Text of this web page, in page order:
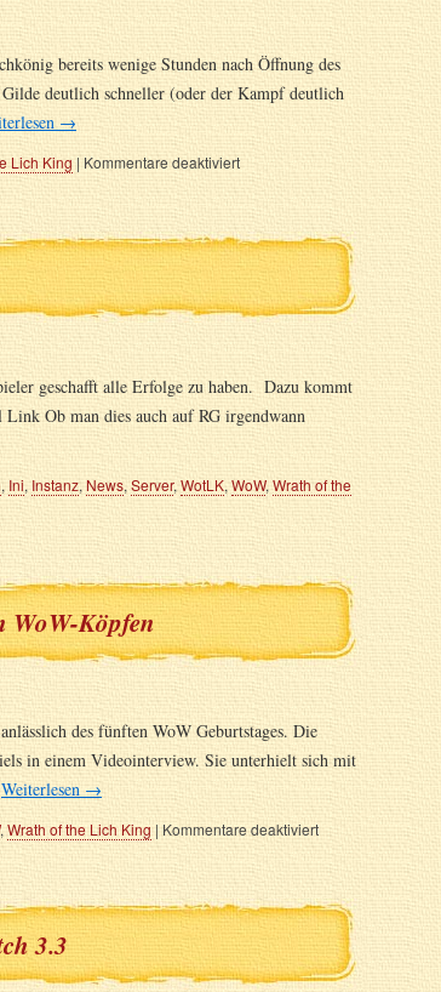
bereits wenige Stunden nach Öffnung des
deutlich schneller (oder der Kampf deutlich
→
Lich King |Kommentare deaktiviert
geschafft alle Erfolge zu haben. Dazu kommt
Ob man dies auch auf RG irgendwann
, Ini,Instanz,News, Server, WotLK,WoW, Wrath of the
WoW-Köpfen
des fünften WoW Geburtstages. Die
in einem Videointerview. Sie unterhielt sich mit
Weiterlesen →
, Wrath of the Lich King | Kommentare deaktiviert
3.3